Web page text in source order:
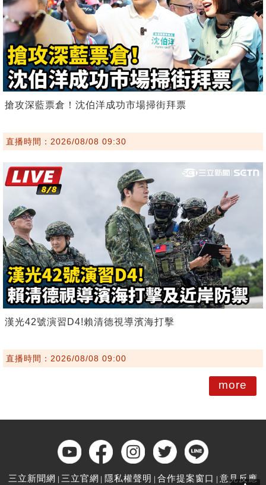
搶攻深藍票倉！沈伯洋成功市場掃街拜票
直播時間：2026/08/08 09:30
漢光42號演習D4!賴清德視導濱海打擊
直播時間：2026/08/08 09:00
more
三立新聞網 三立官網 隱私權聲明 合作提案窗口 意見反應